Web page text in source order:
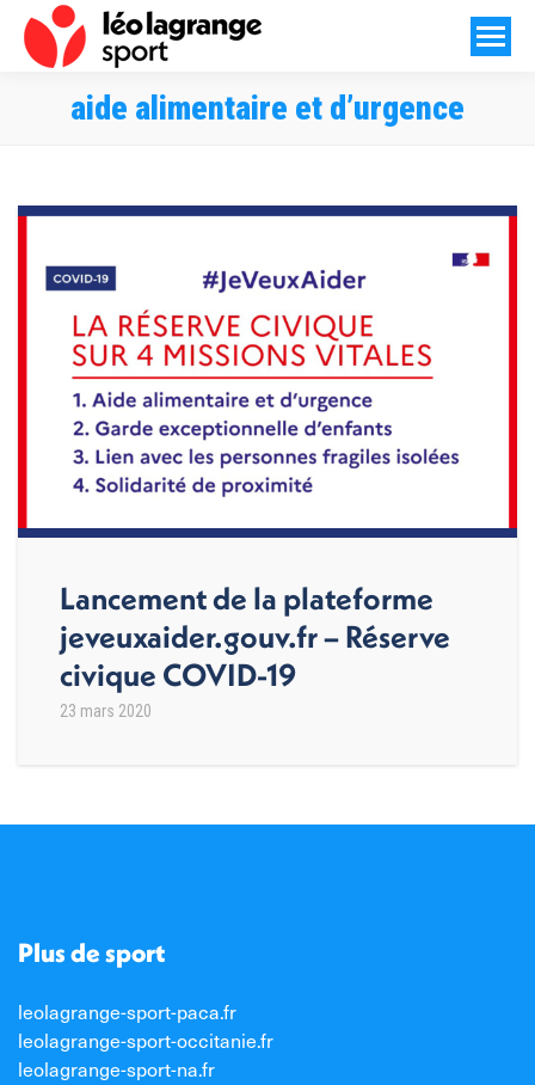
aide alimentaire et d’urgence
Lancement de la plateforme
jeveuxaider.gouv.fr – Réserve
civique COVID-19
23 mars 2020
Plus de sport
leolagrange-sport-paca.fr
leolagrange-sport-occitanie.fr
leolagrange-sport-na.fr